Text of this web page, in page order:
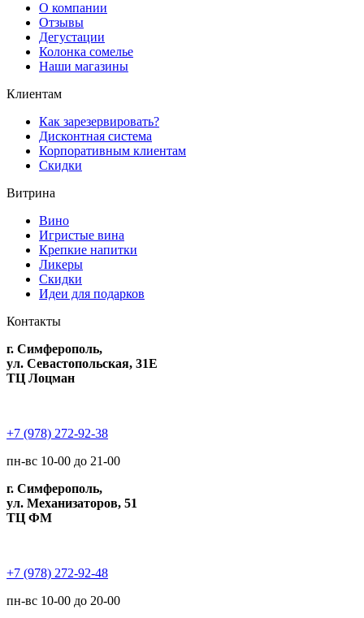
О компании
Отзывы
Дегустации
Колонка сомелье
Наши магазины
Клиентам
Как зарезервировать?
Дисконтная система
Корпоративным клиентам
Скидки
Витрина
Вино
Игристые вина
Крепкие напитки
Ликеры
Скидки
Идеи для подарков
Контакты
г. Симферополь,
ул. Севастопольская, 31Е
ТЦ Лоцман
+7 (978) 272-92-38
пн-вс 10-00 до 21-00
г. Симферополь,
ул. Механизаторов, 51
ТЦ ФМ
+7 (978) 272-92-48
пн-вс 10-00 до 20-00